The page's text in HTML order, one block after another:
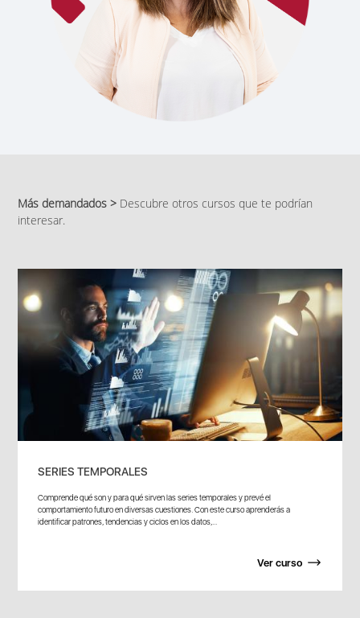
Más demandados > Descubre otros cursos que te podrían
interesar.
SERIES TEMPORALES
Comprende qué son y para qué sirven las series temporales y prevé el
comportamiento futuro en diversas cuestiones. Con este curso aprenderás a
identificar patrones, tendencias y ciclos en los datos,...
Ver curso